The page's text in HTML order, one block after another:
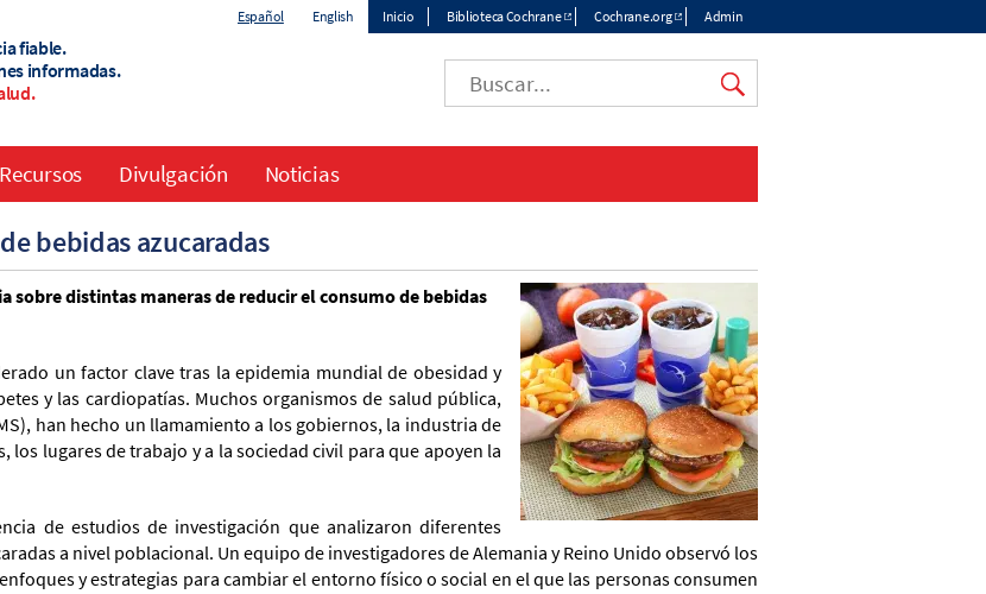
Español English Inicio Biblioteca Cochrane Cochrane.org Admin
fiable.
informadas.
bebidas azucaradas
sobre distintas maneras de reducir el consumo de bebidas
un factor clave tras la epidemia mundial de obesidad y
y las cardiopatías. Muchos organismos de salud pública,
han hecho un llamamiento a los gobiernos, la industria de
lugares de trabajo y a la sociedad civil para que apoyen la
de estudios de investigación que analizaron diferentes
a nivel poblacional. Un equipo de investigadores de Alemania y Reino Unido observó los
y estrategias para cambiar el entorno físico o social en el que las personas consumen
Recursos Divulgación Noticias